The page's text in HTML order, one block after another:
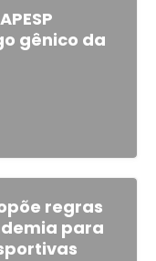
gênico da
regras
para